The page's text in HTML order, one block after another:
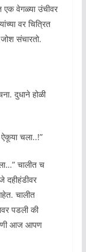
एक वेगळ्या उंचीवर
वर चित्रित
संचारतो.
दुधाने होळी
चला..!”
चालीत च
दहीहंडीवर
चालीत
पडली की
आज आपण